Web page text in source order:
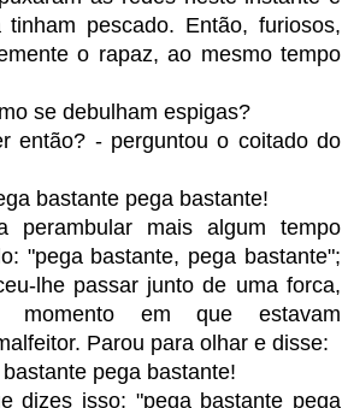
pescado. Então, furiosos,
o rapaz, ao mesmo tempo
se debulham espigas?
então? - perguntou o coitado do
bastante pega bastante!
perambular mais algum tempo
"pega bastante, pega bastante";
lhe passar junto de uma forca,
momento em que estavam
Parou para olhar e disse:
pega bastante!
dizes isso: "pega bastante pega